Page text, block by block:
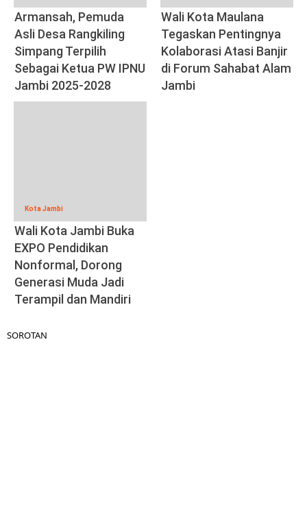
Armansah, Pemuda
Asli Desa Rangkiling
Simpang Terpilih
Sebagai Ketua PW IPNU
Jambi 2025-2028
Wali Kota Maulana
Tegaskan Pentingnya
Kolaborasi Atasi Banjir
di Forum Sahabat Alam
Jambi
Kota Jambi
Wali Kota Jambi Buka
EXPO Pendidikan
Nonformal, Dorong
Generasi Muda Jadi
Terampil dan Mandiri
SOROTAN